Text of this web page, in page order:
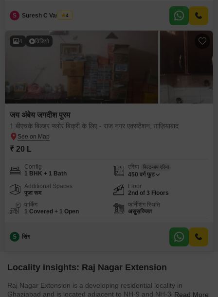
S Suresh C Vashney
4
4 विडियो
जय अंबेय जगदीश पुरम
1 बीएचके बिल्डर फ्लोर बिक्री के लिए - राज नगर एक्सटेंशन, ग़ाज़ियाबाद
₹ 20 L
Config
1 BHK + 1 Bath
एरिया बिल्ट-अप एरिया
450 वर्ग फुट
Additional Spaces
पूजा रूम
Floor
2nd of 3 Floors
पार्किंग
1 Covered + 1 Open
फर्निशिंग स्थिति
असुसज्जित
S सिंग
Locality Insights: Raj Nagar Extension
Raj Nagar Extension is a developing residential locality in
Ghaziabad and is located adjacent to NH-9 and NH-34. ThisRead More